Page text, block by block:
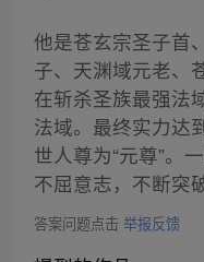
他是苍玄宗圣子首
子、天渊域元老、
在斩杀圣族最强法
法域。最终实力达
世人尊为“元尊”。
不屈意志，不断突
答案问题点击 举报反馈